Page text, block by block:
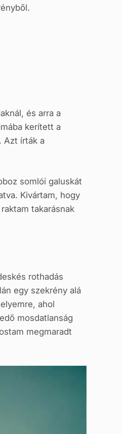
és arra a
kerített a
Azt írták a
somlói galuskát
Kivártam, hogy
takarásnak
rothadás
egy szekrény alá
ahol
mosdatlanság
megmaradt